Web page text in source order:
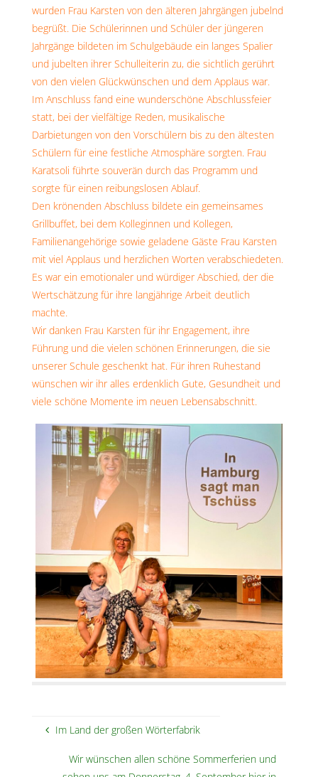
wurden Frau Karsten von den älteren Jahrgängen jubelnd
begrüßt. Die Schülerinnen und Schüler der jüngeren
Jahrgänge bildeten im Schulgebäude ein langes Spalier
und jubelten ihrer Schulleiterin zu, die sichtlich gerührt
von den vielen Glückwünschen und dem Applaus war.
Im Anschluss fand eine wunderschöne Abschlussfeier
statt, bei der vielfältige Reden, musikalische
Darbietungen von den Vorschülern bis zu den ältesten
Schülern für eine festliche Atmosphäre sorgten. Frau
Karatsoli führte souverän durch das Programm und
sorgte für einen reibungslosen Ablauf.
Den krönenden Abschluss bildete ein gemeinsames
Grillbuffet, bei dem Kolleginnen und Kollegen,
Familienangehörige sowie geladene Gäste Frau Karsten
mit viel Applaus und herzlichen Worten verabschiedeten.
Es war ein emotionaler und würdiger Abschied, der die
Wertschätzung für ihre langjährige Arbeit deutlich
machte.
Wir danken Frau Karsten für ihr Engagement, ihre
Führung und die vielen schönen Erinnerungen, die sie
unserer Schule geschenkt hat. Für ihren Ruhestand
wünschen wir ihr alles erdenklich Gute, Gesundheit und
viele schöne Momente im neuen Lebensabschnitt.
Im Land der großen Wörterfabrik
Wir wünschen allen schöne Sommerferien und